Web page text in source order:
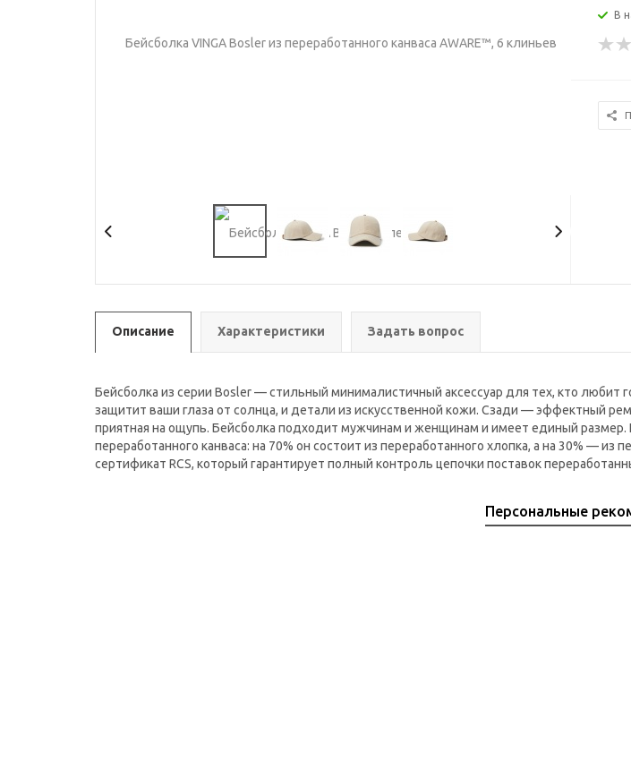
В
Описание Характеристики Задать вопрос
Бейсболка из серии Bosler — стильный минималистичный аксессуар для тех, кто любит
защитит ваши глаза от солнца, и детали из искусственной кожи. Сзади — эффектный
приятная на ощупь. Бейсболка подходит мужчинам и женщинам и имеет единый
переработанного канваса: на 70% он состоит из переработанного хлопка, а на 30% —
сертификат RCS, который гарантирует полный контроль цепочки поставок
Персональные